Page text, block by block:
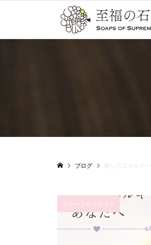
ブログ 癒しのエネルギー
グループセッション